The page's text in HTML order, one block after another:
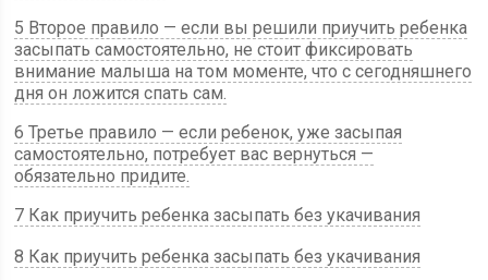
5 Второе правило — если вы решили приучить ребенка
засыпать самостоятельно, не стоит фиксировать
внимание малыша на том моменте, что с сегодняшнего
дня он ложится спать сам.
6 Третье правило — если ребенок, уже засыпая
самостоятельно, потребует вас вернуться —
обязательно придите.
7 Как приучить ребенка засыпать без укачивания
8 Как приучить ребенка засыпать без укачивания